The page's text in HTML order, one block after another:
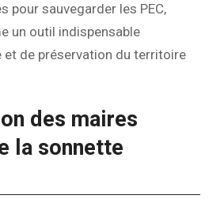
pour sauvegarder les PEC,
un outil indispensable
et de préservation du territoire
des maires
la sonnette